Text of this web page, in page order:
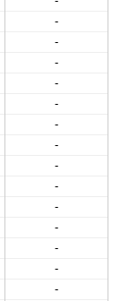
-
-
-
-
-
-
-
-
-
-
-
-
-
-